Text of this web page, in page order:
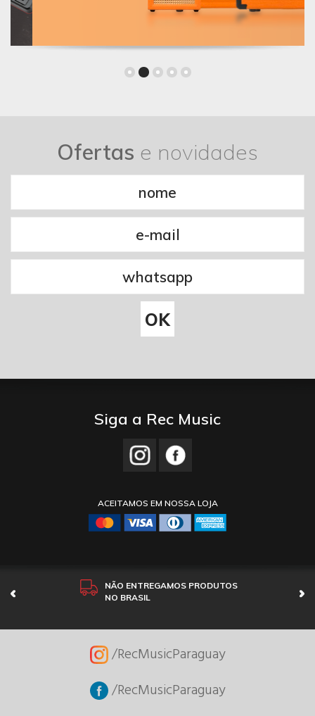
Ofertas e novidades
Siga a Rec Music
ACEITAMOS EM NOSSA LOJA
NÃO ENTREGAMOS PRODUTOS
NO BRASIL
/RecMusicParaguay
/RecMusicParaguay